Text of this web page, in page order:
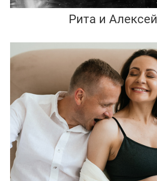
Рита и Алексей